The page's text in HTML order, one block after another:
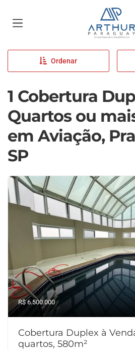
Página
Ordenar
1 Cobertura
Quartos ou
em Aviação,
SP
R$ 6.500.000
Cobertura Duplex à
quartos, 580m²